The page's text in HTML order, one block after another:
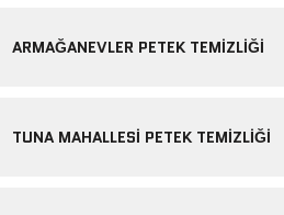
ARMAĞANEVLER PETEK TEMIZLIĞI
TUNA MAHALLESI PETEK TEMIZLIĞI